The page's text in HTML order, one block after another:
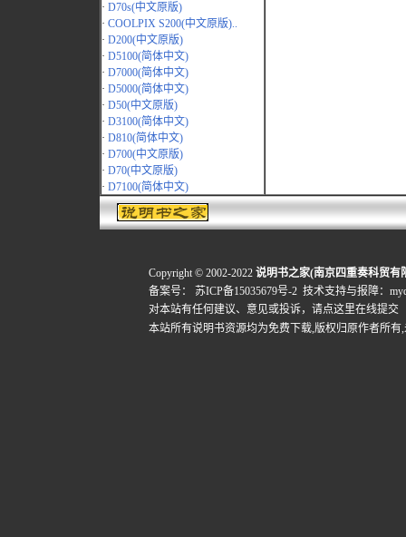
· D70s(中文原版)
· COOLPIX S200(中文原版)..
· D200(中文原版)
· D5100(简体中文)
· D7000(简体中文)
· D5000(简体中文)
· D50(中文原版)
· D3100(简体中文)
· D810(简体中文)
· D700(中文原版)
· D70(中文原版)
· D7100(简体中文)
Copyright © 2002-2022 说明书之家(南京四重奏科贸有
备案号：
苏ICP备15035679号-2 技术支持与报障：
对本站有任何建议、意见或投诉， 请点这里在线提交
本站所有说明书资源均为免费下载,版权归原作者所